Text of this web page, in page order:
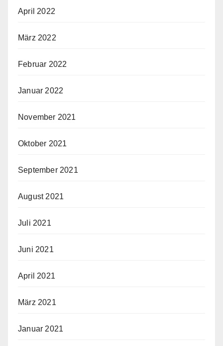
April 2022
März 2022
Februar 2022
Januar 2022
November 2021
Oktober 2021
September 2021
August 2021
Juli 2021
Juni 2021
April 2021
März 2021
Januar 2021